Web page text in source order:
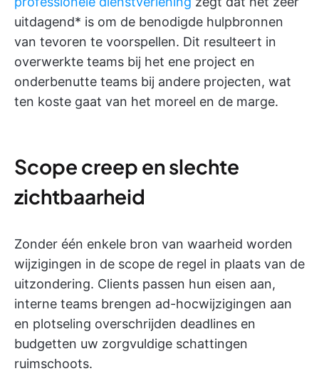
uitdagend* is om de benodigde hulpbronnen
van tevoren te voorspellen. Dit resulteert in
overwerkte teams bij het ene project en
onderbenutte teams bij andere projecten, wat
ten koste gaat van het moreel en de marge.
Scope creep en slechte
zichtbaarheid
Zonder één enkele bron van waarheid worden
wijzigingen in de scope de regel in plaats van de
uitzondering. Clients passen hun eisen aan,
interne teams brengen ad-hocwijzigingen aan
en plotseling overschrijden deadlines en
budgetten uw zorgvuldige schattingen
ruimschoots.